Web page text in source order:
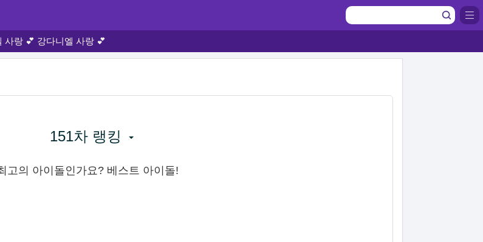
사랑 💕 강다니엘 사랑 💕
151차 랭킹
고의 아이돌인가요? 베스트 아이돌!